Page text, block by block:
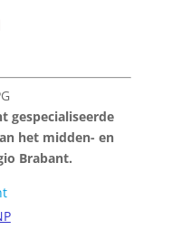
gespecialiseerde
het midden- en
Brabant.